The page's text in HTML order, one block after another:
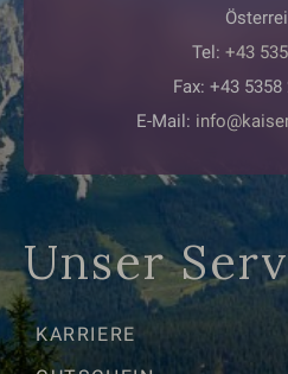
Tel: +43
Fax: +43 5358
E-Mail:
Unser
KARRIERE